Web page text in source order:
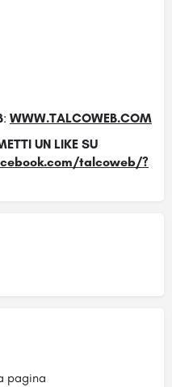
: WWW.TALCOWEB.COM
UN LIKE SU
talcoweb/?
pagina